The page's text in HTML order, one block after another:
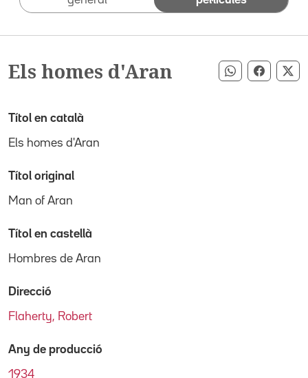
Els homes d'Aran Compartir
Títol en català
Els homes d'Aran
Títol original
Man of Aran
Títol en castellà
Hombres de Aran
Direcció
Flaherty, Robert
Any de producció
1934